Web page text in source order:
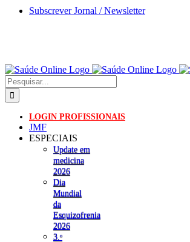
Skip
Subscrever Jornal / Newsletter
Pesquisar
LOGIN PROFISSIONAIS
JMF
ESPECIAIS
Update em
medicina
2026
Dia
Mundial
da
Esquizofrenia
2026
3.ᵒ